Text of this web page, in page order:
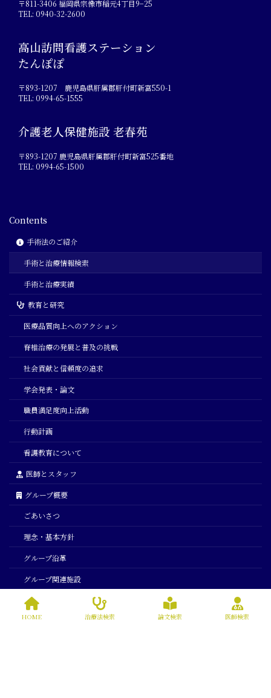
〒811-3406 福岡県宗像市稲元4丁目9−25
TEL: 0940-32-2600
高山訪問看護ステーション
たんぽぽ
〒893-1207 鹿児島県肝属郡肝付町新富550-1
TEL: 0994-65-1555
介護老人保健施設 老春苑
〒893-1207 鹿児島県肝属郡肝付町新富525番地
TEL: 0994-65-1500
Contents
手術法のご紹介
手術と治療情報検索
手術と治療実績
教育と研究
医療品質向上へのアクション
脊椎治療の発展と普及の挑戦
社会貢献と信頼度の追求
学会発表・論文
職員満足度向上活動
行動計画
看護教育について
医師とスタッフ
グループ概要
ごあいさつ
理念・基本方針
グループ沿革
グループ関連施設
春陽会からのお知らせ
採用情報
HOME 治療法検索 論文検索 医師検索